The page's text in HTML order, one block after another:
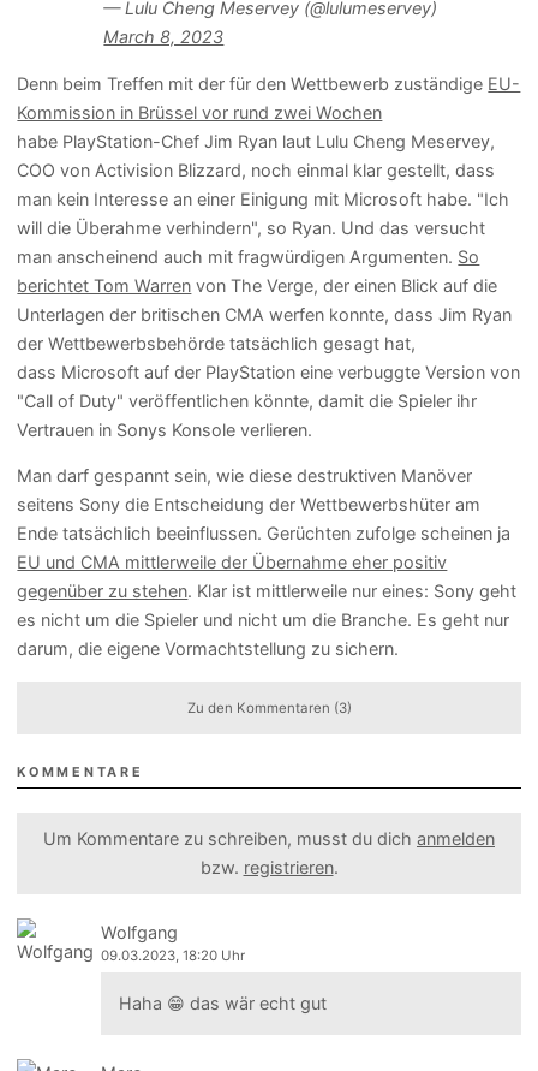
— Lulu Cheng Meservey (@lulumeservey)
March 8, 2023
Denn beim Treffen mit der für den Wettbewerb zuständige EU-
Kommission in Brüssel vor rund zwei Wochen
habe PlayStation-Chef Jim Ryan laut Lulu Cheng Meservey,
COO von Activision Blizzard, noch einmal klar gestellt, dass
man kein Interesse an einer Einigung mit Microsoft habe. "Ich
will die Überahme verhindern", so Ryan. Und das versucht
man anscheinend auch mit fragwürdigen Argumenten. So
berichtet Tom Warren von The Verge, der einen Blick auf die
Unterlagen der britischen CMA werfen konnte, dass Jim Ryan
der Wettbewerbsbehörde tatsächlich gesagt hat,
dass Microsoft auf der PlayStation eine verbuggte Version von
"Call of Duty" veröffentlichen könnte, damit die Spieler ihr
Vertrauen in Sonys Konsole verlieren.
Man darf gespannt sein, wie diese destruktiven Manöver
seitens Sony die Entscheidung der Wettbewerbshüter am
Ende tatsächlich beeinflussen. Gerüchten zufolge scheinen ja
EU und CMA mittlerweile der Übernahme eher positiv
gegenüber zu stehen. Klar ist mittlerweile nur eines: Sony geht
es nicht um die Spieler und nicht um die Branche. Es geht nur
darum, die eigene Vormachtstellung zu sichern.
Zu den Kommentaren (3)
KOMMENTARE
Um Kommentare zu schreiben, musst du dich anmelden
bzw. registrieren.
Wolfgang
09.03.2023, 18:20 Uhr
Haha 😁 das wär echt gut